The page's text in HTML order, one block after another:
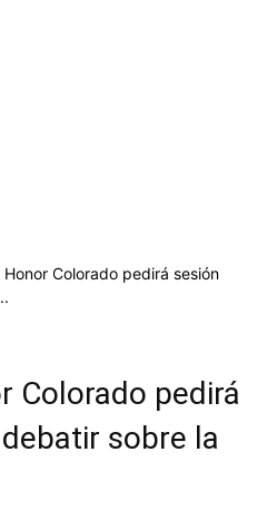
Colorado pedirá sesión
Colorado pedirá
sobre la